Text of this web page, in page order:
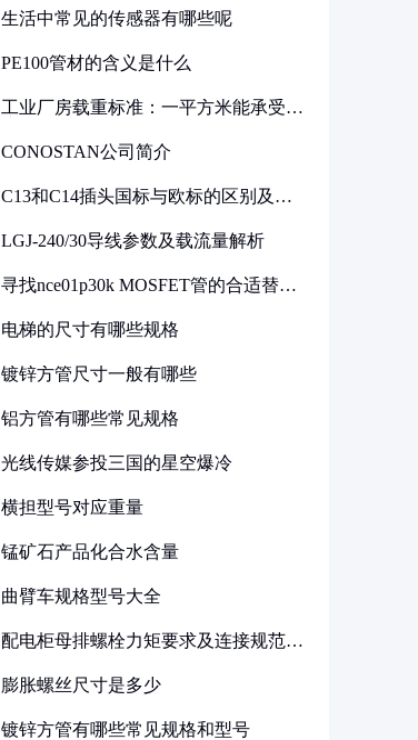
生活中常见的传感器有哪些呢
PE100管材的含义是什么
工业厂房载重标准：一平方米能承受多
CONOSTAN公司简介
C13和C14插头国标与欧标的区别及其
LGJ-240/30导线参数及载流量解析
寻找nce01p30k MOSFET管的合适替代
电梯的尺寸有哪些规格
镀锌方管尺寸一般有哪些
铝方管有哪些常见规格
光线传媒参投三国的星空爆冷
横担型号对应重量
锰矿石产品化合水含量
曲臂车规格型号大全
配电柜母排螺栓力矩要求及连接规范详
膨胀螺丝尺寸是多少
镀锌方管有哪些常见规格和型号